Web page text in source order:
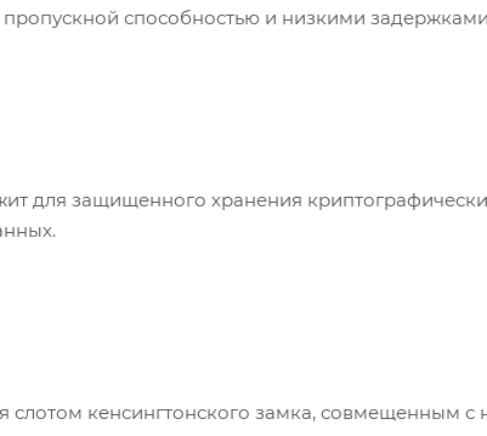
способностью и низкими
для защищенного хранения
кенсингтонского замка, совмещенным с